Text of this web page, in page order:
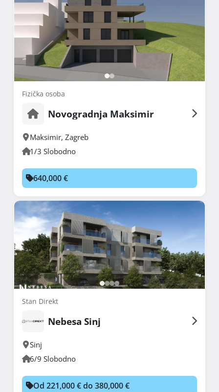
Fizička osoba
Novogradnja Maksimir
Maksimir, Zagreb
1/3 Slobodno
640,000 €
Stan Direkt
Nebesa Sinj
Sinj
6/9 Slobodno
Od 221,000 € do 380,000 €